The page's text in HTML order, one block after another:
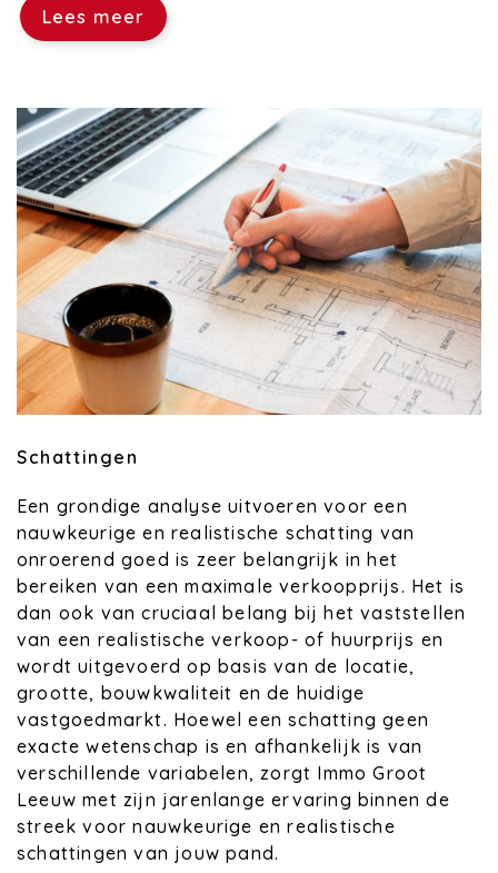
Lees meer
Schattingen
Een grondige analyse uitvoeren voor een
nauwkeurige en realistische schatting van
onroerend goed is zeer belangrijk in het
bereiken van een maximale verkoopprijs. Het is
dan ook van cruciaal belang bij het vaststellen
van een realistische verkoop- of huurprijs en
wordt uitgevoerd op basis van de locatie,
grootte, bouwkwaliteit en de huidige
vastgoedmarkt. Hoewel een schatting geen
exacte wetenschap is en afhankelijk is van
verschillende variabelen, zorgt Immo Groot
Leeuw met zijn jarenlange ervaring binnen de
streek voor nauwkeurige en realistische
schattingen van jouw pand.